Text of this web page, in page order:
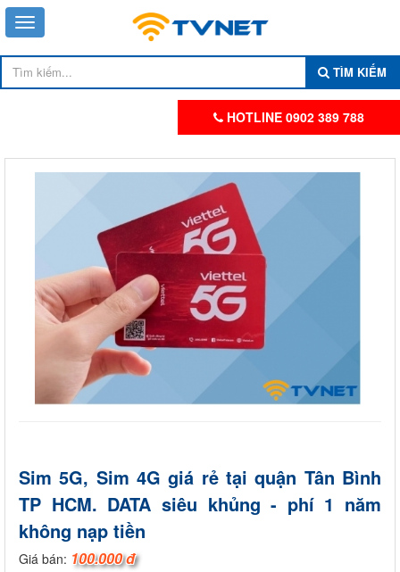
TÌM KIẾM
HOTLINE 0902 389 788
Sim 5G, Sim 4G giá rẻ tại quận Tân Bình
TP HCM. DATA siêu khủng - phí 1 năm
không nạp tiền
Giá bán: 100.000 đ